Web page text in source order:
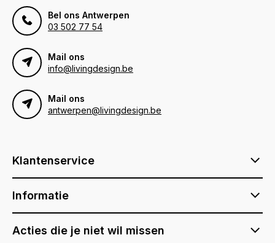
Bel ons Antwerpen
03 502 77 54
Mail ons
info@livingdesign.be
Mail ons
antwerpen@livingdesign.be
Klantenservice
Informatie
Acties die je niet wil missen